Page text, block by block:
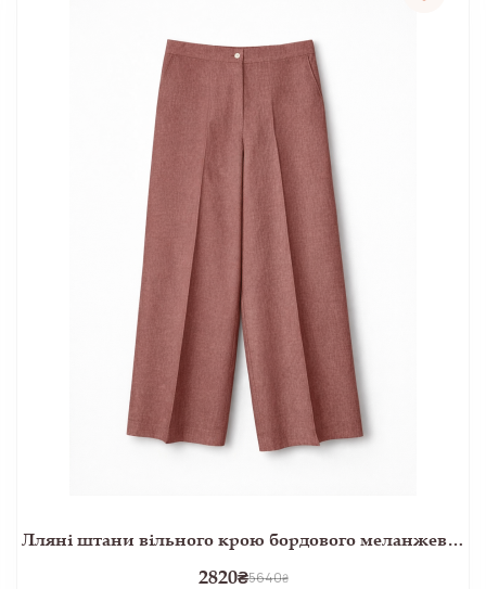
Лляні штани вільного крою бордового меланжевого кольору
2820₴5640₴